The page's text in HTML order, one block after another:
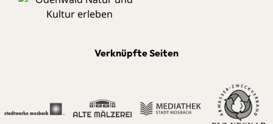
Verknüpfte Seiten